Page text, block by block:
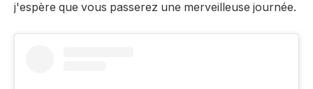
j'espère que vous passerez une merveilleuse journée.